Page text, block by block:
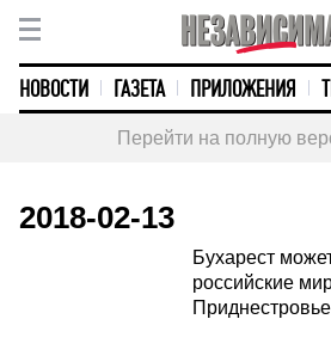
НОВОСТИ ГАЗЕТА ПРИЛОЖЕНИЯ
Перейти на полную
2018-02-13
Бухарест
российские